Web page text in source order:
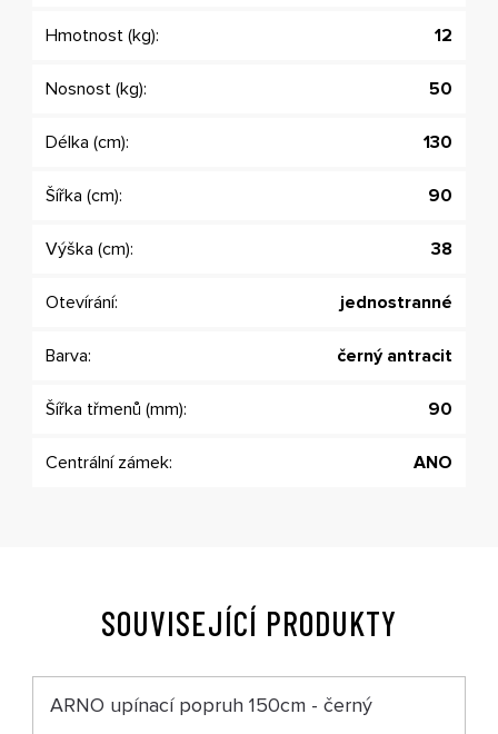
Hmotnost (kg): 12
Nosnost (kg): 50
Délka (cm): 130
Šířka (cm): 90
Výška (cm): 38
Otevírání: jednostranné
Barva: černý antracit
Šířka třmenů (mm): 90
Centrální zámek: ANO
SOUVISEJÍCÍ PRODUKTY
ARNO upínací popruh 150cm - černý